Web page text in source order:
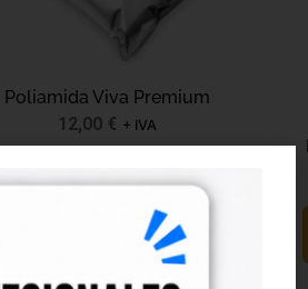
Poliamida Viva Premium
12,00 € + IVA
ahora